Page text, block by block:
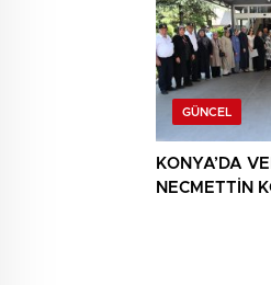
GÜNCEL
KONYA’DA
NECMETTİN